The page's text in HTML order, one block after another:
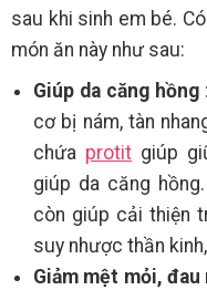
sau khi sinh em bé.
món ăn này như sau:
Giúp da căng hồng
cơ bị nám, tàn
chứa protit giúp
giúp da căng
còn giúp cải thiện
suy nhược thần
Giảm mệt mỏi, đau